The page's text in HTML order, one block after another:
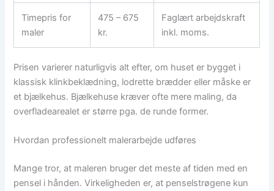
Timepris for
maler
475 – 675
kr.
Faglært arbejdskraft
inkl. moms.
Prisen varierer naturligvis alt efter, om huset er bygget i
klassisk klinkbeklædning, lodrette brædder eller måske er
et bjælkehus. Bjælkehuse kræver ofte mere maling, da
overfladearealet er større pga. de runde former.
Hvordan professionelt malerarbejde udføres
Mange tror, at maleren bruger det meste af tiden med en
pensel i hånden. Virkeligheden er, at penselstrøgene kun